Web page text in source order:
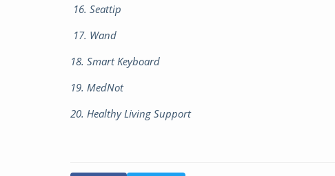
16. Seattip
17. Wand
18. Smart Keyboard
19. MedNot
20. Healthy Living Support